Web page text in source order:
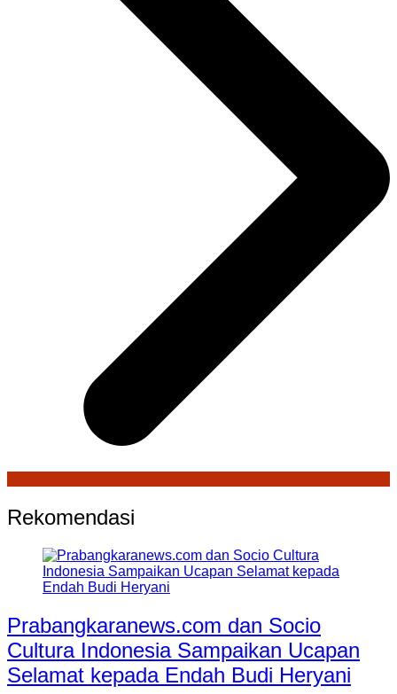
Rekomendasi
Prabangkaranews.com dan Socio
Cultura Indonesia Sampaikan Ucapan
Selamat kepada Endah Budi Heryani